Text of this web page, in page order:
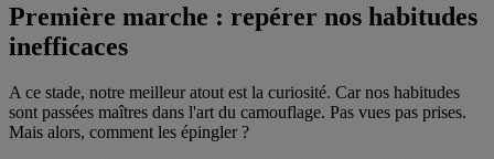
Première marche : repérer nos habitudes
inefficaces
A ce stade, notre meilleur atout est la curiosité. Car nos habitudes
sont passées maîtres dans l'art du camouflage. Pas vues pas prises.
Mais alors, comment les épingler ?